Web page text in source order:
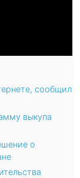
сообщил
выкупа
о